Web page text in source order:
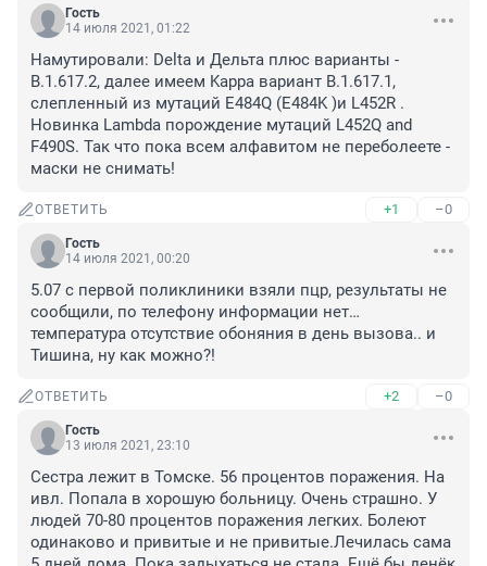
Гость
14 июля 2021, 01:22
Намутировали: Delta и Дельта плюс варианты -
B.1.617.2, далее имеем Kappa вариант B.1.617.1,
слепленный из мутаций E484Q (E484K )и L452R .
Новинка Lambda порождение мутаций L452Q and
F490S. Так что пока всем алфавитом не переболеете -
маски не снимать!
ОТВЕТИТЬ +1 –0
Гость
14 июля 2021, 00:20
5.07 с первой поликлиники взяли пцр, результаты не
сообщили, по телефону информации нет…
температура отсутствие обоняния в день вызова.. и
Тишина, ну как можно?!
ОТВЕТИТЬ +2 –0
Гость
13 июля 2021, 23:10
Сестра лежит в Томске. 56 процентов поражения. На
ивл. Попала в хорошую больницу. Очень страшно. У
людей 70-80 процентов поражения легких. Болеют
одинаково и привитые и не привитые.Лечилась сама